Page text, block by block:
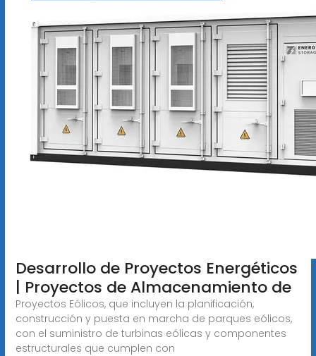
Desarrollo de Proyectos Energéticos
| Proyectos de Almacenamiento de
Proyectos Eólicos, que incluyen la planificación,
construcción y puesta en marcha de parques eólicos,
con el suministro de turbinas eólicas y componentes
estructurales que cumplen con